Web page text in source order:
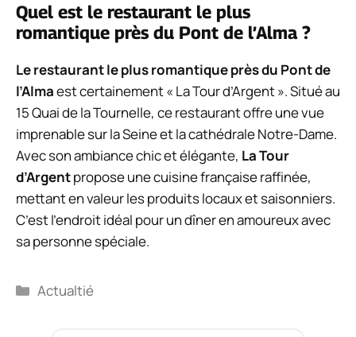
Quel est le restaurant le plus
romantique près du Pont de l’Alma ?
Le restaurant le plus romantique près du Pont de
l’Almaest certainement « La Tour d’Argent ». Situé au
15 Quai de la Tournelle, ce restaurant offre une vue
imprenable sur la Seine et la cathédrale Notre-Dame.
Avec son ambiance chic et élégante, La Tour
d’Argentpropose une cuisine française raffinée,
mettant en valeur les produits locaux et saisonniers.
C’est l’endroit idéal pour un dîner en amoureux avec
sa personne spéciale.
Catégories
Actualtié